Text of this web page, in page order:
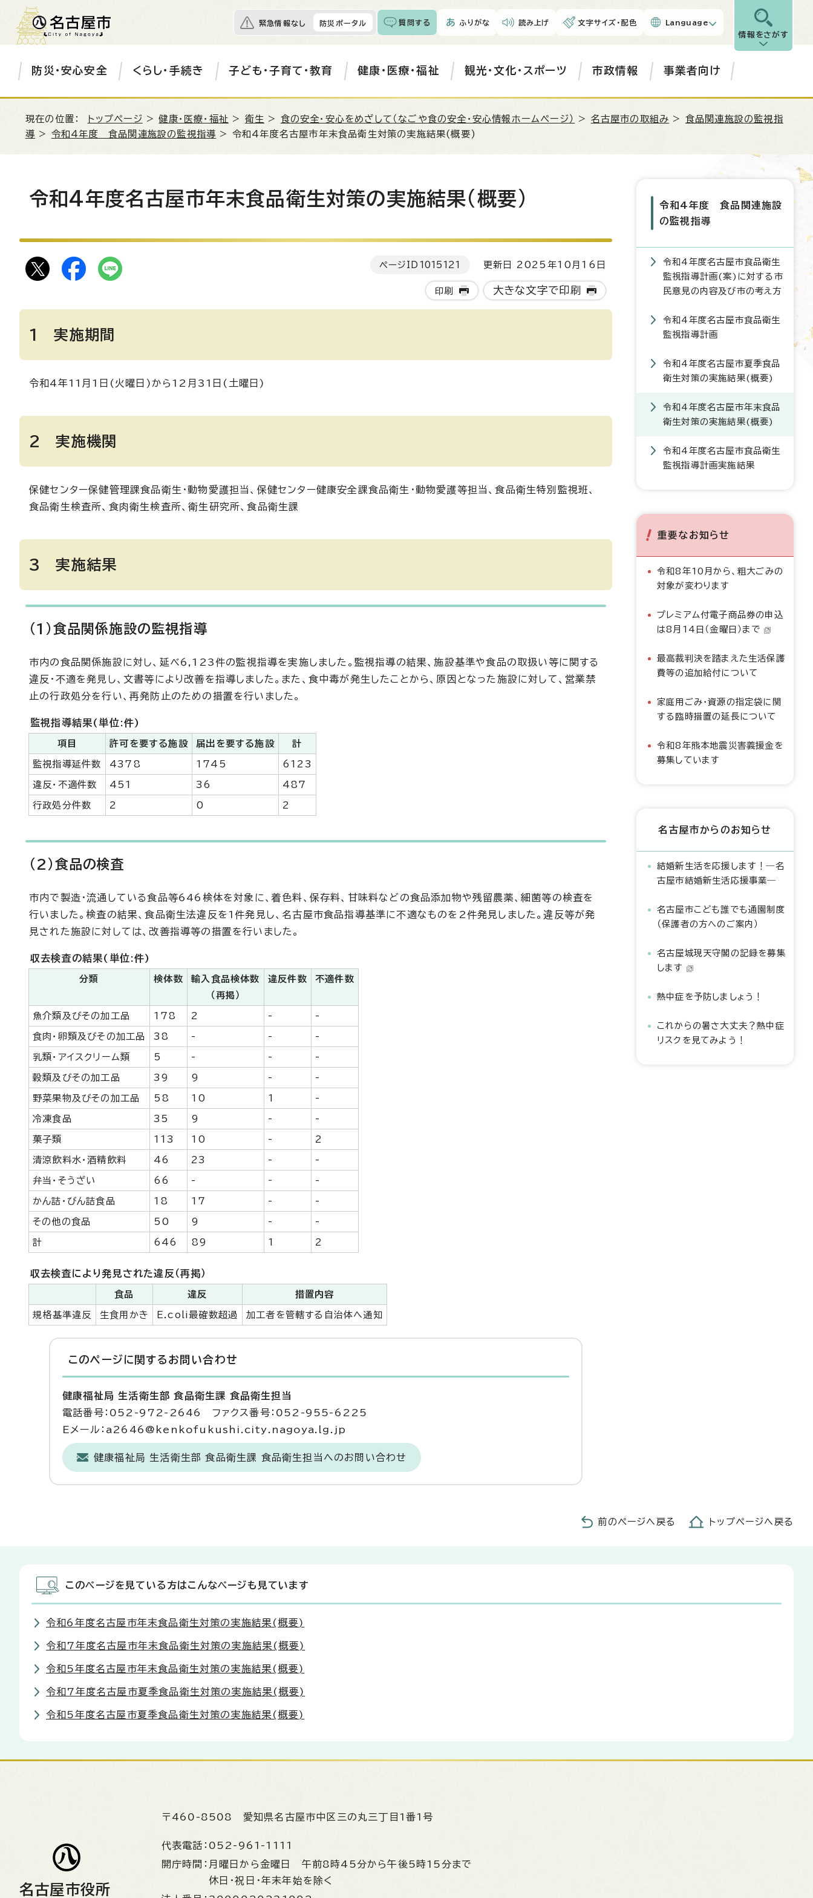
緊急情報なし 防災ポータル 質問する ふりがな 読み上げ 文字サイズ・配色 Language
情報をさがす
防災・安心安全 くらし・手続き 子ども・子育て・教育 健康・医療・福祉 観光・文化・スポーツ 市政情報 事業者向け
現在の位置： トップページ >健康・医療・福祉 > 衛生 > 食の安全・安心をめざして（なごや食の安全・安心情報ホームページ） > 名古屋市の取組み > 食品関連施設の監視指
導 > 令和4年度 食品関連施設の監視指導 > 令和4年度名古屋市年末食品衛生対策の実施結果(概要)
令和4年度名古屋市年末食品衛生対策の実施結果(概要)
ページID 1015121 更新日 2025年10月16日
印刷 大きな文字で印刷
1 実施期間
令和4年11月1日(火曜日)から12月31日(土曜日)
2 実施機関
保健センター保健管理課食品衛生・動物愛護担当、保健センター健康安全課食品衛生・動物愛護等担当、食品衛生特別監視班、
食品衛生検査所、食肉衛生検査所、衛生研究所、食品衛生課
3 実施結果
(1)食品関係施設の監視指導
市内の食品関係施設に対し、延べ6,123件の監視指導を実施しました。監視指導の結果、施設基準や食品の取扱い等に関する
違反・不適を発見し、文書等により改善を指導しました。また、食中毒が発生したことから、原因となった施設に対して、営業禁
止の行政処分を行い、再発防止のための措置を行いました。
監視指導結果(単位:件)
項目 許可を要する施設 届出を要する施設 計
監視指導延件数 4378 1745 6123
違反・不適件数 451 36 487
行政処分件数 2 0 2
(2)食品の検査
市内で製造・流通している食品等646検体を対象に、着色料、保存料、甘味料などの食品添加物や残留農薬、細菌等の検査を
行いました。検査の結果、食品衛生法違反を1件発見し、名古屋市食品指導基準に不適なものを2件発見しました。違反等が発
見された施設に対しては、改善指導等の措置を行いました。
収去検査の結果(単位:件)
分類 検体数
輸入食品検体数
（再掲）
違反件数 不適件数
魚介類及びその加工品 178 2 - -
食肉・卵類及びその加工品 38 - - -
乳類・アイスクリーム類 5 - - -
穀類及びその加工品 39 9 - -
野菜果物及びその加工品 58 10 1 -
冷凍食品 35 9 - -
菓子類 113 10 - 2
清涼飲料水・酒精飲料 46 23 - -
弁当・そうざい 66 - ‐ -
かん詰・びん詰食品 18 17 - -
その他の食品 50 9 - -
計 646 89 1 2
収去検査により発見された違反（再掲）
食品 違反 措置内容
規格基準違反 生食用かき E.coli最確数超過 加工者を管轄する自治体へ通知
このページに関する お問い合わせ
健康福祉局 生活衛生部 食品衛生課 食品衛生担当
電話番号：052-972-2646 ファクス番号：052-955-6225
Eメール：a2646@kenkofukushi.city.nagoya.lg.jp
健康福祉局 生活衛生部 食品衛生課 食品衛生担当へのお問い合わせ
令和4年度 食品関連施設
の監視指導
令和4年度名古屋市食品衛生
監視指導計画(案)に対する市
民意見の内容及び市の考え方
令和4年度名古屋市食品衛生
監視指導計画
令和4年度名古屋市夏季食品
衛生対策の実施結果(概要)
令和4年度名古屋市年末食品
衛生対策の実施結果(概要)
令和4年度名古屋市食品衛生
監視指導計画実施結果
重要なお知らせ
令和8年10月から、粗大ごみの
対象が変わります
プレミアム付電子商品券の申込
は8月14日（金曜日）まで
最高裁判決を踏まえた生活保護
費等の追加給付について
家庭用ごみ・資源の指定袋に関
する臨時措置の延長について
令和8年熊本地震災害義援金を
募集しています
名古屋市からのお知らせ
結婚新生活を応援します！―名
古屋市結婚新生活応援事業―
名古屋市こども誰でも通園制度
（保護者の方へのご案内）
名古屋城現天守閣の記録を募集
します
熱中症を予防しましょう！
これからの暑さ大丈夫？熱中症
リスクを見てみよう！
前のページへ戻る トップページへ戻る
このページを見ている方はこんなページも見ています
令和6年度名古屋市年末食品衛生対策の実施結果(概要)
令和7年度名古屋市年末食品衛生対策の実施結果(概要)
令和5年度名古屋市年末食品衛生対策の実施結果(概要)
令和7年度名古屋市夏季食品衛生対策の実施結果(概要)
令和5年度名古屋市夏季食品衛生対策の実施結果(概要)
名古屋市役所
〒460-8508 愛知県名古屋市中区三の丸三丁目1番1号
代表電話： 052-961-1111
開庁時間： 月曜日から金曜日 午前8時45分から午後5時15分まで
休日・祝日・年末年始を除く